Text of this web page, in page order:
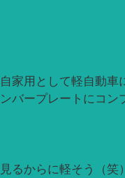
自家用として軽自動車
ンバープレートにコン
見るからに軽そう（笑